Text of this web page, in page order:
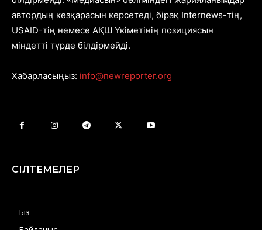
автордың көзқарасын көрсетеді, бірақ Internews-тің,
USAID-тің немесе АҚШ Үкіметінің позициясын
міндетті түрде білдірмейді.
Хабарласыңыз: info@newreporter.org
СІЛТЕМЕЛЕР
Біз